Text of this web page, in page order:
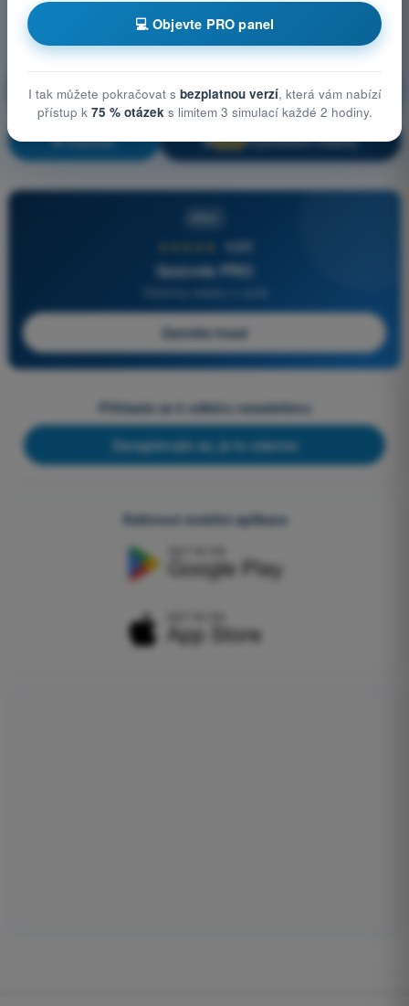
systému
Trénink! 🔒 PRO Vysvětlení otázky
4,6/5
Quizvds PRO
Začněte hned
Přihlaste se k odběru newsletteru
Zaregistrujte se, je to zdarma
Stáhnout mobilní aplikace
💻 Objevte PRO panel
I tak můžete pokračovat s bezplatnou verzí, která vám nabízí
přístup k 75 % otázek s limitem 3 simulací každé 2 hodiny.